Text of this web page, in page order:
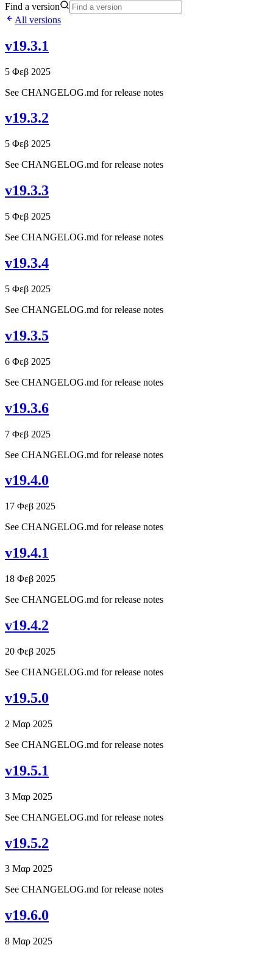
Find a version
All versions
v19.3.1
5 Φεβ 2025
See CHANGELOG.md for release notes
v19.3.2
5 Φεβ 2025
See CHANGELOG.md for release notes
v19.3.3
5 Φεβ 2025
See CHANGELOG.md for release notes
v19.3.4
5 Φεβ 2025
See CHANGELOG.md for release notes
v19.3.5
6 Φεβ 2025
See CHANGELOG.md for release notes
v19.3.6
7 Φεβ 2025
See CHANGELOG.md for release notes
v19.4.0
17 Φεβ 2025
See CHANGELOG.md for release notes
v19.4.1
18 Φεβ 2025
See CHANGELOG.md for release notes
v19.4.2
20 Φεβ 2025
See CHANGELOG.md for release notes
v19.5.0
2 Μαρ 2025
See CHANGELOG.md for release notes
v19.5.1
3 Μαρ 2025
See CHANGELOG.md for release notes
v19.5.2
3 Μαρ 2025
See CHANGELOG.md for release notes
v19.6.0
8 Μαρ 2025